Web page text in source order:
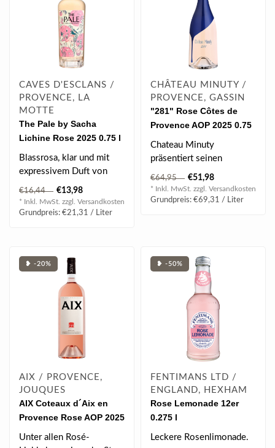
CAVES D'ESCLANS /
PROVENCE, LA
MOTTE
The Pale by Sacha
Lichine Rose 2025 0.75 l
Blassrosa, klar und mit
expressivem Duft von
Ananas, Himbeere,
Erdbeere & Wasser..
€16,44 €13,98
* Inkl. MwSt. zzgl. Versandkosten
Grundpreis: €21,31 / Liter
CHÂTEAU MINUTY /
PROVENCE, GASSIN
"281" Rose Côtes de
Provence AOP 2025 0.75
l
Chateau Minuty
präsentiert seinen
aufregend neuen Rosé
und absoluten Eyecatche..
€64,95 €51,98
* Inkl. MwSt. zzgl. Versandkosten
Grundpreis: €69,31 / Liter
❥ -20%
AIX / PROVENCE,
JOUQUES
AIX Coteaux d´Aix en
Provence Rose AOP 2025
Magnum 1.5 l
Unter allen Rosé-
❥ -50%
FENTIMANS LTD /
ENGLAND, HEXHAM
Rose Lemonade 12er
0.275 l
Leckere Rosenlimonade.